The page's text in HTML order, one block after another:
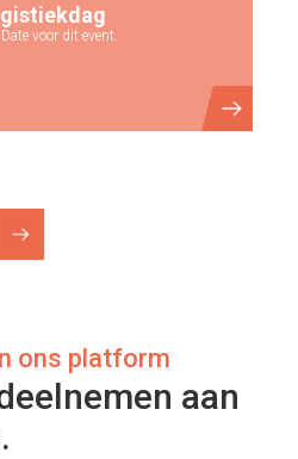
voor dit event.
ons platform
aan